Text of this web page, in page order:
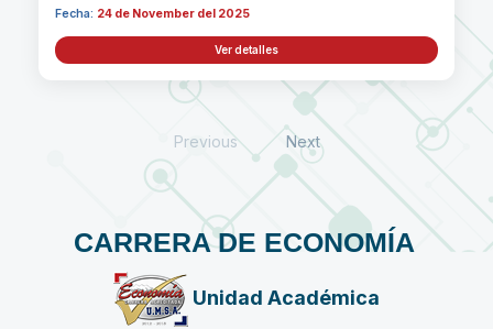
Fecha: 24 de November del 2025
Ver detalles
Previous Next
CARRERA DE ECONOMÍA
Unidad Académica